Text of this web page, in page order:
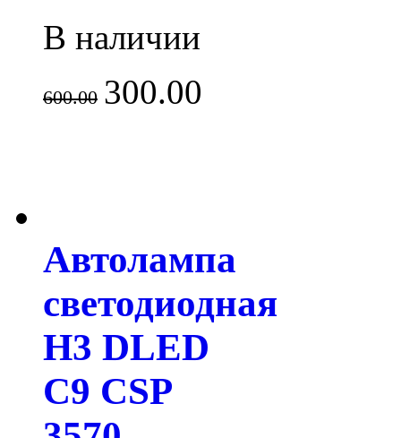
В наличии
600.00 300.00
Автолампа
светодиодная
H3 DLED
C9 CSP